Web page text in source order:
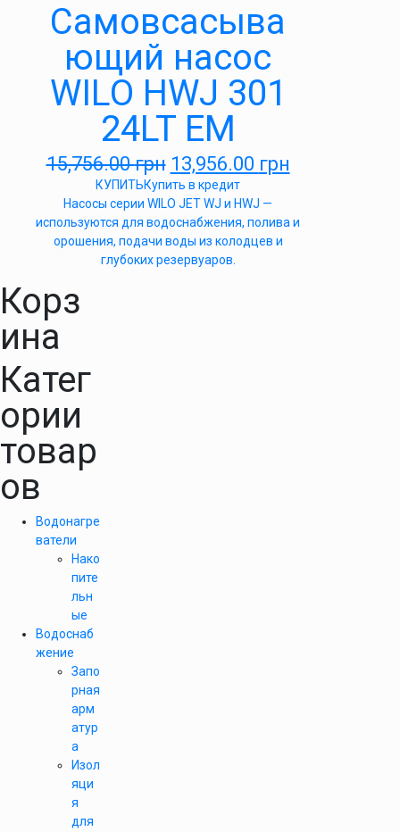
Самовсасыва
ющий насос
WILO HWJ 301
24LT EM
15,756.00грн 13,956.00 грн
КУПИТЬКупить в кредит
Насосы серии WILO JET WJ и HWJ —
используются для водоснабжения, полива и
орошения, подачи воды из колодцев и
глубоких резервуаров.
Корз
ина
Катег
ории
товар
ов
Водонагре
ватели
Нако
пите
льн
ые
Водоснаб
жение
Запо
рная
арм
атур
а
Изол
яци
я
для